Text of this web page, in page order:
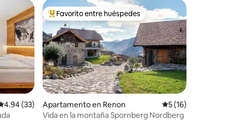
promedio: 4.94 de 5, 33 reseñas
4.94 (33)
Favorito entre huéspedes preferido
Favorito entre huéspedes
Apartamento en Renon Calificación
5 (16)
Vida en la montaña Spornberg Nordberg